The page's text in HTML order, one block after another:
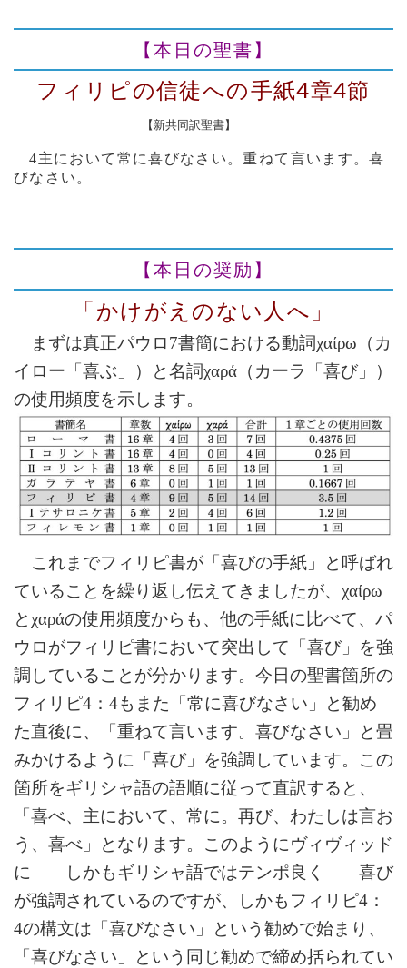
【本日の聖書】
フィリピの信徒への手紙4章4節
【新共同訳聖書】
4主において常に喜びなさい。重ねて言います。喜
びなさい。
【本日の奨励】
「かけがえのない人へ」
まずは真正パウロ7書簡における動詞χαίρω （カ
イロー「喜ぶ」）と名詞χαρά （カーラ「喜び」）
の使用頻度を示します。
これまでフィリピ書が「喜びの手紙」と呼ばれ
ていることを繰り返し伝えてきましたが、 χαίρω
とχαράの使用頻度からも、他の手紙に比べて、パ
ウロがフィリピ書において突出して「喜び」を強
調していることが分かります。今日の聖書箇所の
フィリピ4：4もまた「常に喜びなさい」と勧め
た直後に、「重ねて言います。喜びなさい」と畳
みかけるように「喜び」を強調しています。この
箇所をギリシャ語の語順に従って直訳すると、
「喜べ、主において、常に。再び、わたしは言お
う、喜べ」となります。このようにヴィヴィッド
に――しかもギリシャ語ではテンポ良く――喜び
が強調されているのですが、しかもフィリピ4：
4の構文は「喜びなさい」という勧めで始まり、
「喜びなさい」という同じ勧めで締め括られてい